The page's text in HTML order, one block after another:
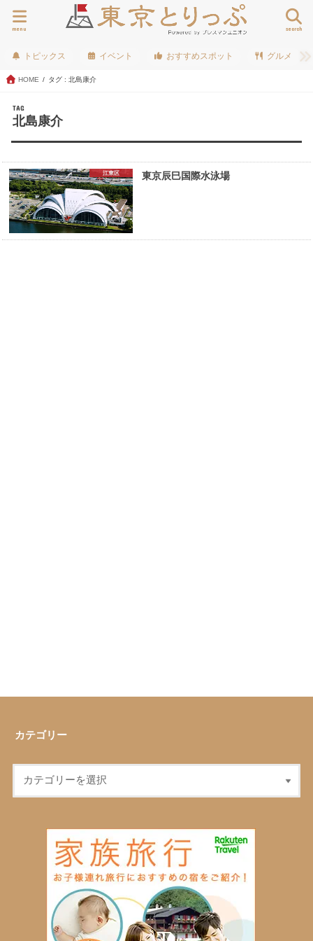
search
menu
トピックス イベント おすすめスポット グルメ
HOME タグ : 北島康介
TAG
北島康介
江東区 東京辰巳国際水泳場
カテゴリー